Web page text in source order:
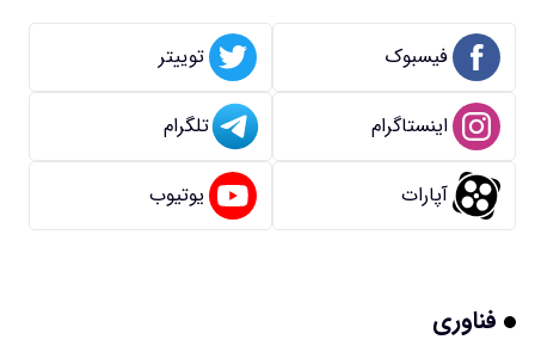
فیسبوک توییتر
اینستاگرام تلگرام
آپارات یوتیوب
فناوری